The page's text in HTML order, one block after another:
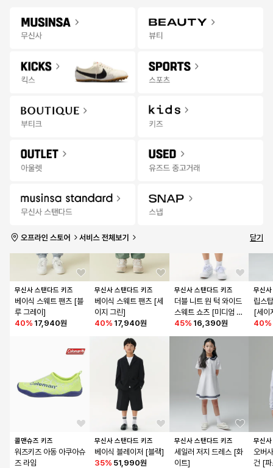
키즈 상품을 검색해 보세요.
추천 랭킹 세일 발매
오프라인
스토어
브랜드 상의 바지 모자
무신사 스탠다드 키즈
베이식 스웨트 팬츠 [블
루 그레이]
40% 17,940원
콜맨슈즈 키즈
워즈키즈 아동 아쿠아슈
즈 라임
무신사 스탠다드 키즈
베이식 스웨트 팬츠 [세
이지 그린]
40% 17,940원
무신사 스탠다드 키즈
베이식 블레이저 [블랙]
35% 51,990원
무신사 스탠다드 키즈
더블 니트 원 턱 와이드
스웨트 쇼츠 [미디엄 그
레이]
45% 16,390원
무신사 스탠다드 키즈
세일러 저지 드레스 [화
이트]
무신
립스
[세이
40%
무신
오버
건 [
Menu
닫기
무신사 앱 설치하고 다양한 혜택과 코디 팁을 받아보세요!